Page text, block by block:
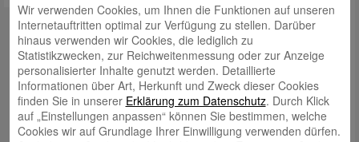
Kontakt
mail@sparkasse-odenwaldkreis.de
Telefon: 06062 500
Auch per WhatsApp erreichbar!
Wir verwenden Cookies, um Ihnen die Funktionen auf unseren
Internetauftritten optimal zur Verfügung zu stellen. Darüber
hinaus verwenden wir Cookies, die lediglich zu
Statistikzwecken, zur Reichweitenmessung oder zur Anzeige
personalisierter Inhalte genutzt werden. Detaillierte
Informationen über Art, Herkunft und Zweck dieser Cookies
finden Sie in unserer Erklärung zum Datenschutz. Durch Klick
auf „Einstellungen anpassen“ können Sie bestimmen, welche
Cookies wir auf Grundlage Ihrer Einwilligung verwenden dürfen.